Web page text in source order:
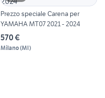
Prezzo speciale Carena per
YAMAHA MT07 2021 - 2024
570 €
Milano(MI)